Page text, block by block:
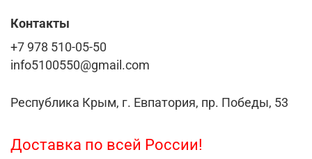
Контакты
+7 978 510-05-50
info5100550@gmail.com
Республика Крым, г. Евпатория, пр. Победы, 53
Доставка по всей России!